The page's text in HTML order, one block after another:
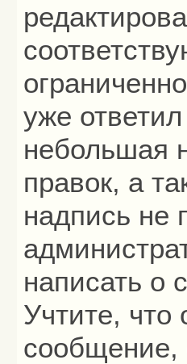
уже
небольшая
правок, а
надпись не
написать о
Учтите, что
сообщение,